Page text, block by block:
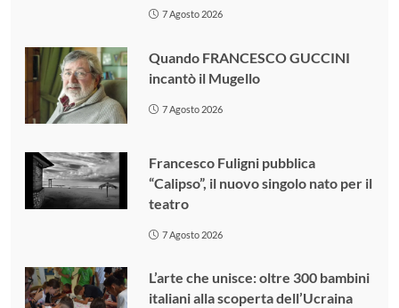
7 Agosto 2026
Quando FRANCESCO GUCCINI
incantò il Mugello
7 Agosto 2026
Francesco Fuligni pubblica
“Calipso”, il nuovo singolo nato per il
teatro
7 Agosto 2026
L’arte che unisce: oltre 300 bambini
italiani alla scoperta dell’Ucraina